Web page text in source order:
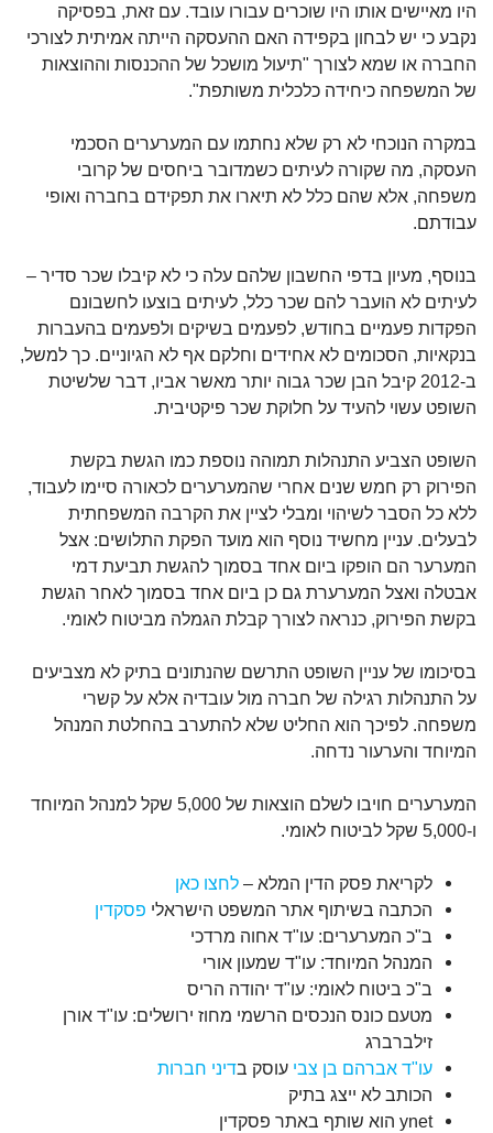
היו מאיישים אותו היו שוכרים עבורו עובד. עם זאת, בפסיקה
נקבע כי יש לבחון בקפידה האם ההעסקה הייתה אמיתית לצורכי
החברה או שמא לצורך "תיעול מושכל של ההכנסות וההוצאות
של המשפחה כיחידה כלכלית משותפת".
במקרה הנוכחי לא רק שלא נחתמו עם המערערים הסכמי
העסקה, מה שקורה לעיתים כשמדובר ביחסים של קרובי
משפחה, אלא שהם כלל לא תיארו את תפקידם בחברה ואופי
עבודתם.
בנוסף, מעיון בדפי החשבון שלהם עלה כי לא קיבלו שכר סדיר –
לעיתים לא הועבר להם שכר כלל, לעיתים בוצעו לחשבונם
הפקדות פעמיים בחודש, לפעמים בשיקים ולפעמים בהעברות
בנקאיות, הסכומים לא אחידים וחלקם אף לא הגיוניים. כך למשל,
ב-2012 קיבל הבן שכר גבוה יותר מאשר אביו, דבר שלשיטת
השופט עשוי להעיד על חלוקת שכר פיקטיבית.
השופט הצביע התנהלות תמוהה נוספת כמו הגשת בקשת
הפירוק רק חמש שנים אחרי שהמערערים לכאורה סיימו לעבוד,
ללא כל הסבר לשיהוי ומבלי לציין את הקרבה המשפחתית
לבעלים. עניין מחשיד נוסף הוא מועד הפקת התלושים: אצל
המערער הם הופקו ביום אחד בסמוך להגשת תביעת דמי
אבטלה ואצל המערערת גם כן ביום אחד בסמוך לאחר הגשת
בקשת הפירוק, כנראה לצורך קבלת הגמלה מביטוח לאומי.
בסיכומו של עניין השופט התרשם שהנתונים בתיק לא מצביעים
על התנהלות רגילה של חברה מול עובדיה אלא על קשרי
משפחה. לפיכך הוא החליט שלא להתערב בהחלטת המנהל
המיוחד והערעור נדחה.
המערערים חויבו לשלם הוצאות של 5,000 שקל למנהל המיוחד
ו-5,000 שקל לביטוח לאומי.
לקריאת פסק הדין המלא – לחצו כאן
הכתבה בשיתוף אתר המשפט הישראלי פסקדין
ב"כ המערערים: עו"ד אחוה מרדכי
המנהל המיוחד: עו"ד שמעון אורי
ב"כ ביטוח לאומי: עו"ד יהודה הריס
מטעם כונס הנכסים הרשמי מחוז ירושלים: עו"ד אורן
זילברברג
עו"ד אברהם בן צבי עוסק בדיני חברות
הכותב לא ייצג בתיק
ynet הוא שותף באתר פסקדין